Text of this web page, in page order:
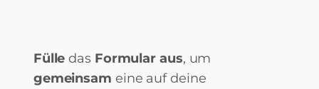
Fülledas Formular aus, um
gemeinsam eine auf deine